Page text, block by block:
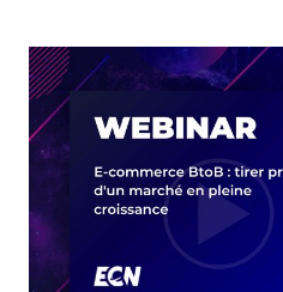
2019
DES
ACHATS
EN
LIGNE